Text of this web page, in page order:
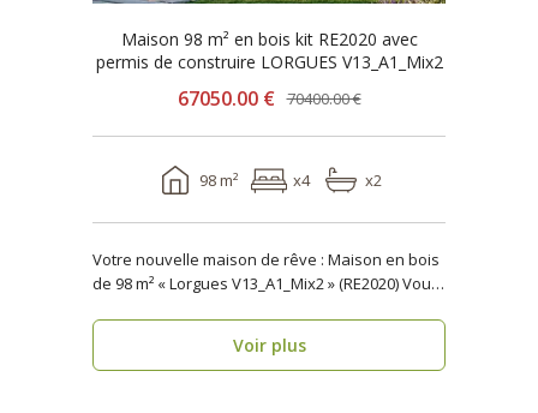
Maison 98 m² en bois kit RE2020 avec
permis de construire LORGUES V13_A1_Mix2
67050.00 € 70400.00 €
98 m² x4 x2
Votre nouvelle maison de rêve : Maison en bois
de 98 m² « Lorgues V13_A1_Mix2 » (RE2020) Vous
Voir plus